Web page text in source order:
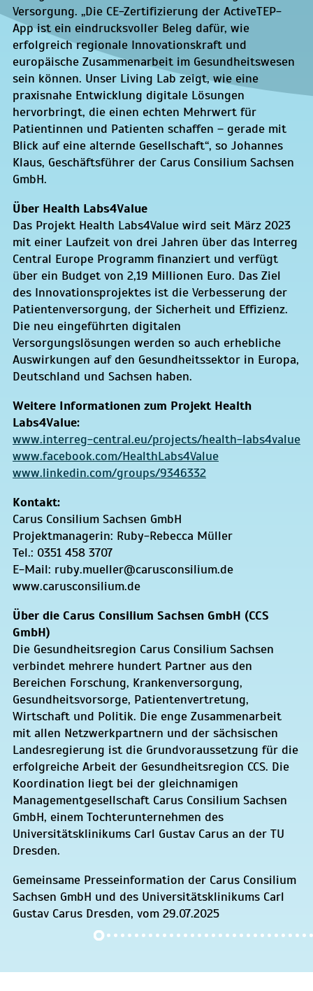
Versorgung. „Die CE-Zertifizierung der ActiveTEP-
App ist ein eindrucksvoller Beleg dafür, wie
erfolgreich regionale Innovationskraft und
europäische Zusammenarbeit im Gesundheitswesen
sein können. Unser Living Lab zeigt, wie eine
praxisnahe Entwicklung digitale Lösungen
hervorbringt, die einen echten Mehrwert für
Patientinnen und Patienten schaffen – gerade mit
Blick auf eine alternde Gesellschaft“, so Johannes
Klaus, Geschäftsführer der Carus Consilium Sachsen
GmbH.
Über Health Labs4Value
Das Projekt Health Labs4Value wird seit März 2023
mit einer Laufzeit von drei Jahren über das Interreg
Central Europe Programm finanziert und verfügt
über ein Budget von 2,19 Millionen Euro. Das Ziel
des Innovationsprojektes ist die Verbesserung der
Patientenversorgung, der Sicherheit und Effizienz.
Die neu eingeführten digitalen
Versorgungslösungen werden so auch erhebliche
Auswirkungen auf den Gesundheitssektor in Europa,
Deutschland und Sachsen haben.
Weitere Informationen zum Projekt Health
Labs4Value:
www.interreg-central.eu/projects/health-labs4value
www.facebook.com/HealthLabs4Value
www.linkedin.com/groups/9346332
Kontakt:
Carus Consilium Sachsen GmbH
Projektmanagerin: Ruby-Rebecca Müller
Tel.: 0351 458 3707
E-Mail: ruby.mueller@carusconsilium.de
www.carusconsilium.de
Über die Carus Consilium Sachsen GmbH (CCS
GmbH)
Die Gesundheitsregion Carus Consilium Sachsen
verbindet mehrere hundert Partner aus den
Bereichen Forschung, Krankenversorgung,
Gesundheitsvorsorge, Patientenvertretung,
Wirtschaft und Politik. Die enge Zusammenarbeit
mit allen Netzwerkpartnern und der sächsischen
Landesregierung ist die Grundvoraussetzung für die
erfolgreiche Arbeit der Gesundheitsregion CCS. Die
Koordination liegt bei der gleichnamigen
Managementgesellschaft Carus Consilium Sachsen
GmbH, einem Tochterunternehmen des
Universitätsklinikums Carl Gustav Carus an der TU
Dresden.
Gemeinsame Presseinformation der Carus Consilium
Sachsen GmbH und des Universitätsklinikums Carl
Gustav Carus Dresden, vom 29.07.2025